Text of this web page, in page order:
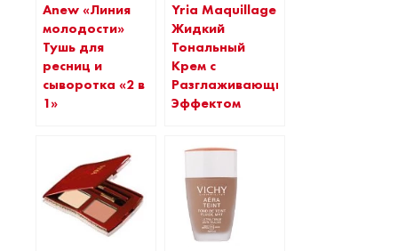
Anew «Линия
молодости»
Тушь для
ресниц и
сыворотка «2 в
1»
Yria Maquillage
Жидкий
Тональный
Крем с
Разглаживающим
Эффектом